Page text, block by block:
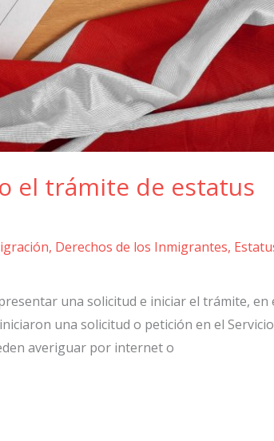
el trámite de estatus
, Derechos de los Inmigrantes,
una solicitud e iniciar el trámite, en
una solicitud o petición en el
averiguar por internet o